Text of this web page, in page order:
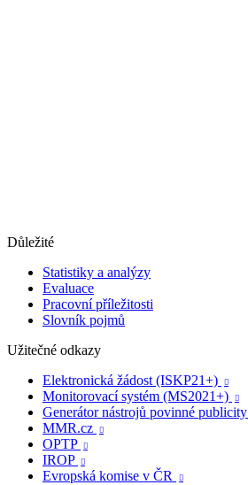
Důležité
Statistiky a analýzy
Evaluace
Pracovní příležitosti
Slovník pojmů
Užitečné odkazy
Elektronická žádost (ISKP21+)

Monitorovací systém (MS2021+) 
Generátor nástrojů povinné publicity
MMR.cz 
OPTP 
IROP 
Evropská komise v ČR 